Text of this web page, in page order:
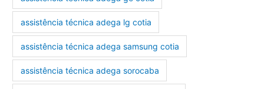
assistência técnica adega lg cotia
assistência técnica adega samsung cotia
assistência técnica adega sorocaba